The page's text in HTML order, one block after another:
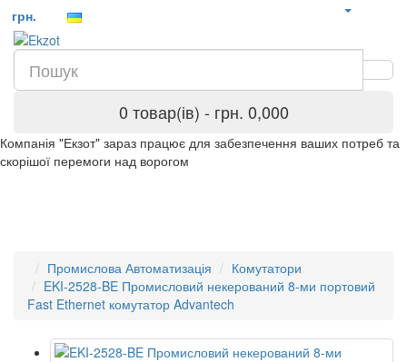
грн.
0 товар(ів) - грн. 0,000
Компанія "Екзот" зараз працює для забезпечення ваших потреб та
скорішої перемоги над ворогом
Промислова Автоматизація
Комутатори
EKI-2528-BE Промисловий некерований 8-ми портовий
Fast Ethernet комутатор Advantech